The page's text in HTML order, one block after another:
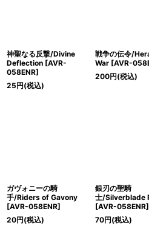
神聖なる反撃/Divine
Deflection [AVR-
058ENR]
25円(税込)
戦争の伝令/
War [AVR-
200円(税込)
ガヴォニーの騎
手/Riders of Gavony
[AVR-058ENR]
20円(税込)
銀刃の聖騎
士/Silverblade
[AVR-058ENR]
70円(税込)